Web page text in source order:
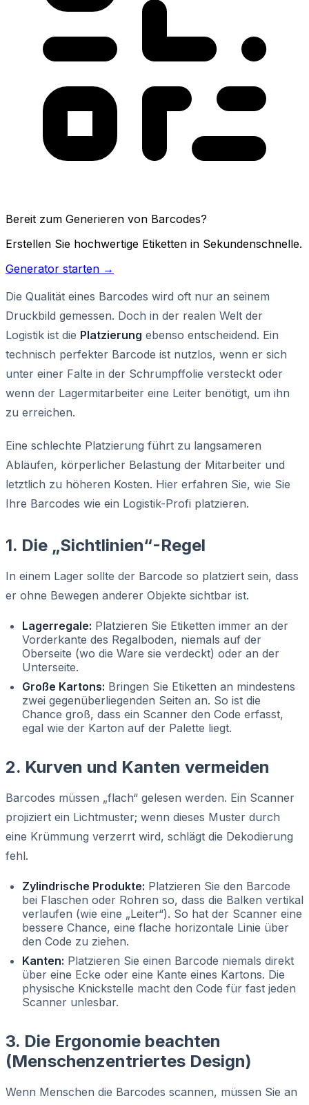
Bereit zum Generieren von Barcodes?
Erstellen Sie hochwertige Etiketten in Sekundenschnelle.
Generator starten →
Die Qualität eines Barcodes wird oft nur an seinem
Druckbild gemessen. Doch in der realen Welt der
Logistik ist die Platzierung ebenso entscheidend. Ein
technisch perfekter Barcode ist nutzlos, wenn er sich
unter einer Falte in der Schrumpffolie versteckt oder
wenn der Lagermitarbeiter eine Leiter benötigt, um ihn
zu erreichen.
Eine schlechte Platzierung führt zu langsameren
Abläufen, körperlicher Belastung der Mitarbeiter und
letztlich zu höheren Kosten. Hier erfahren Sie, wie Sie
Ihre Barcodes wie ein Logistik-Profi platzieren.
1. Die „Sichtlinien“-Regel
In einem Lager sollte der Barcode so platziert sein, dass
er ohne Bewegen anderer Objekte sichtbar ist.
Lagerregale: Platzieren Sie Etiketten immer an der
Vorderkante des Regalboden, niemals auf der
Oberseite (wo die Ware sie verdeckt) oder an der
Unterseite.
Große Kartons: Bringen Sie Etiketten an mindestens
zwei gegenüberliegenden Seiten an. So ist die
Chance groß, dass ein Scanner den Code erfasst,
egal wie der Karton auf der Palette liegt.
2. Kurven und Kanten vermeiden
Barcodes müssen „flach“ gelesen werden. Ein Scanner
projiziert ein Lichtmuster; wenn dieses Muster durch
eine Krümmung verzerrt wird, schlägt die Dekodierung
fehl.
Zylindrische Produkte: Platzieren Sie den Barcode
bei Flaschen oder Rohren so, dass die Balken vertikal
verlaufen (wie eine „Leiter“). So hat der Scanner eine
bessere Chance, eine flache horizontale Linie über
den Code zu ziehen.
Kanten: Platzieren Sie einen Barcode niemals direkt
über eine Ecke oder eine Kante eines Kartons. Die
physische Knickstelle macht den Code für fast jeden
Scanner unlesbar.
3. Die Ergonomie beachten
(Menschenzentriertes Design)
Wenn Menschen die Barcodes scannen, müssen Sie an